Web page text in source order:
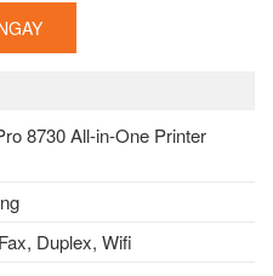
8730 All-in-One Printer
Duplex, Wifi